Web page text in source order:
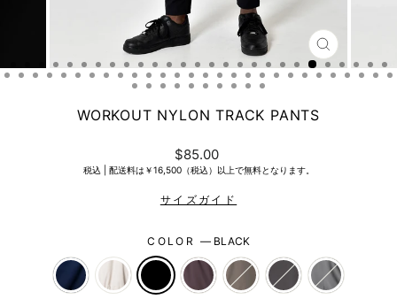
CLOSE
(ESC)
WORKOUT NYLON TRACK PANTS
Regular
price
$85.00
税込 | 配送料は￥16,500（税込）以上で無料となります。
COLOR — BLACK